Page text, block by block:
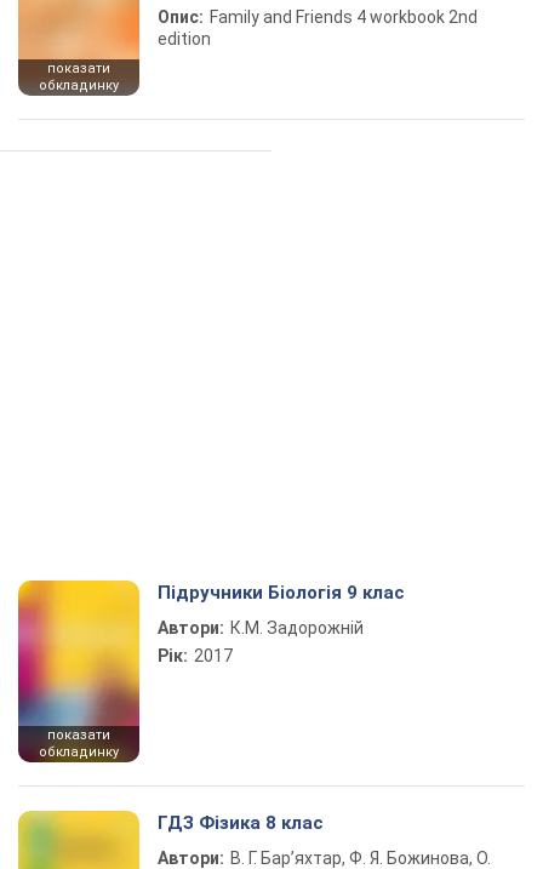
показати
обкладинку
Опис: Family and Friends 4 workbook 2nd
edition
показати
обкладинку
Підручники Біологія 9 клас
Автори: К.М. Задорожній
Рік: 2017
ГДЗ Фізика 8 клас
Автори: В. Г. Бар’яхтар, Ф. Я. Божинова, О.